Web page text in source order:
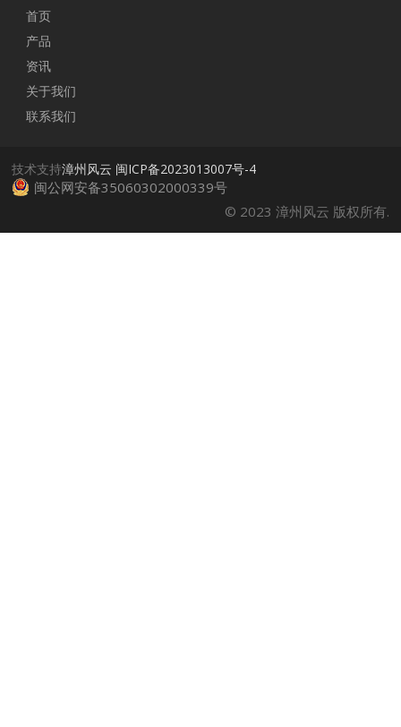
首页
产品
资讯
关于我们
联系我们
技术支持漳州风云 闽ICP备2023013007号-4
闽公网安备35060302000339号
© 2023 漳州风云 版权所有.